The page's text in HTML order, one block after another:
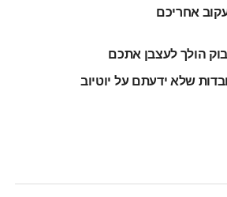
אחריכם
הולך לעצבן אתכם